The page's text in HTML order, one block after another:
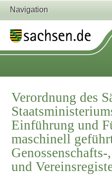
Navigation
Verordnung des
Einführung und
maschinell
und